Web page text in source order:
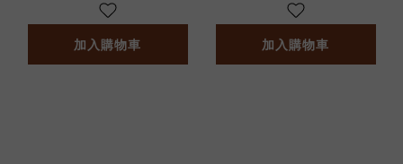
加入購物車 加入購物車